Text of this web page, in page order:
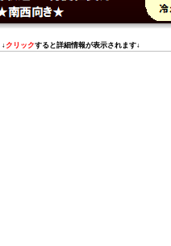
↓ クリックすると詳細情報が表示されます↓